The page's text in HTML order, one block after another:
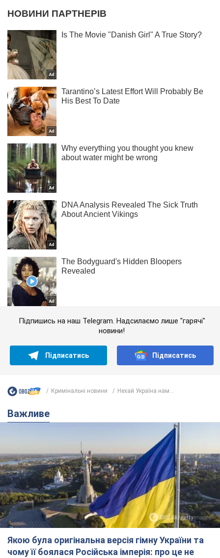
Підпишись на наш Telegram. Надсилаємо лише "гарячі"
новини!
Підписатись Підписатись
Кримінальні новини Нехай Україна нам...
Важливе
Якою була оригінальна версія гімну України та
чому її боялася Російська імперія: про це не